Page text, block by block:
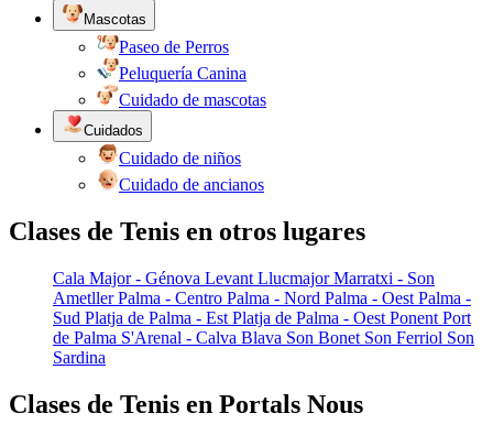
Mascotas
Paseo de Perros
Peluquería Canina
Cuidado de mascotas
Cuidados
Cuidado de niños
Cuidado de ancianos
Clases de Tenis en otros lugares
Cala Major - Génova Levant Llucmajor Marratxi - Son
Ametller Palma - Centro Palma - Nord Palma - Oest Palma -
Sud Platja de Palma - Est Platja de Palma - Oest Ponent Port
de Palma S'Arenal - Calva Blava Son Bonet Son Ferriol Son
Sardina
Clases de Tenis en Portals Nous